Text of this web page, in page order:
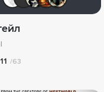
11 /63